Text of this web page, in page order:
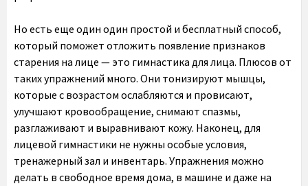
Но есть еще один один простой и бесплатный способ,
который поможет отложить появление признаков
старения на лице — это гимнастика для лица. Плюсов от
таких упражнений много. Они тонизируют мышцы,
которые с возрастом ослабляются и провисают,
улучшают кровообращение, снимают спазмы,
разглаживают и выравнивают кожу. Наконец, для
лицевой гимнастики не нужны особые условия,
тренажерный зал и инвентарь. Упражнения можно
делать в свободное время дома, в машине и даже на